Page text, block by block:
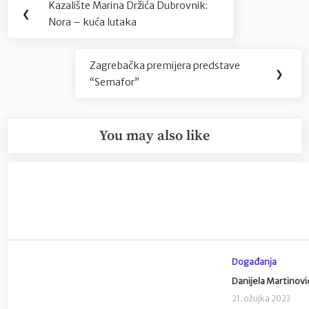
objava
❮
Previous
Post:
Kazalište Marina Držića Dubrovnik:
Nora – kuća lutaka
Next
Post:
Zagrebačka premijera predstave
“Semafor”
❯
You may also like
Događanja
Danijela
21. ožujka 2023